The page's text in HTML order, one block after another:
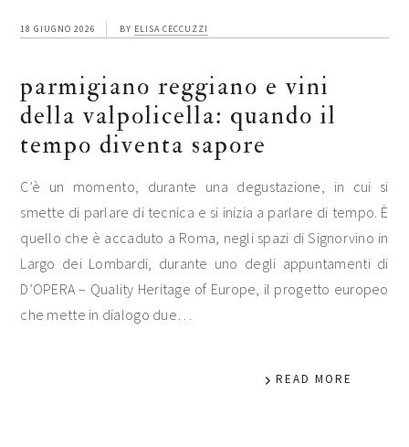
18 GIUGNO 2026 BY ELISA CECCUZZI
parmigiano reggiano e vini
della valpolicella: quando il
tempo diventa sapore
C’è un momento, durante una degustazione, in cui si
smette di parlare di tecnica e si inizia a parlare di tempo. È
quello che è accaduto a Roma, negli spazi di Signorvino in
Largo dei Lombardi, durante uno degli appuntamenti di
D’OPERA – Quality Heritage of Europe, il progetto europeo
che mette in dialogo due…
READ MORE